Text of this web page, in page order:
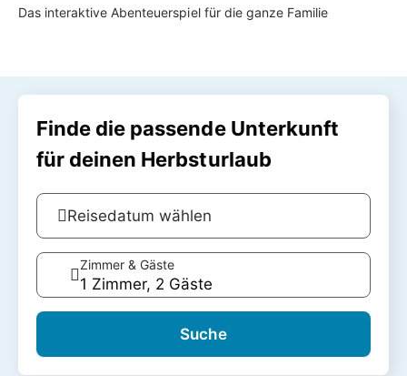
Das interaktive Abenteuerspiel für die ganze Familie
Finde die passende Unterkunft
für deinen Herbsturlaub
Reisedatum wählen
Zimmer & Gäste
1 Zimmer, 2 Gäste
Suche